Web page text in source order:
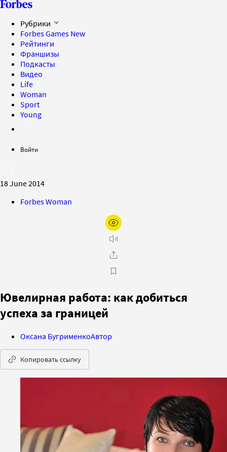
Рубрики
Forbes Games New
Рейтинги
Франшизы
Подкасты
Видео
Life
Woman
Sport
Young
Войти
18 June 2014
Forbes Woman
Ювелирная работа: как добиться
успеха за границей
Оксана БугрименкоАвтор
Копировать ссылку